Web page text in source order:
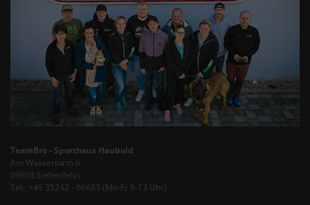
TeamBro - Sporthaus Haubold
Am Wasserturm 6
09603 Siebenlehn
Tel.: +49 35242 - 66683 (Mo-Fr 9-13 Uhr)